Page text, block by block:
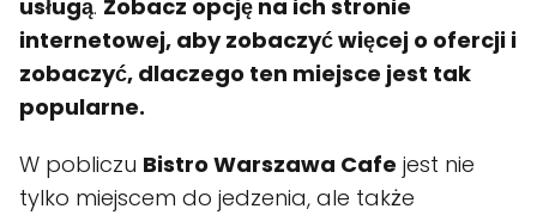
usługą. Zobacz opcję na ich stronie
internetowej, aby zobaczyć więcej o ofercji i
zobaczyć, dlaczego ten miejsce jest tak
popularne.
W pobliczu Bistro Warszawa Cafe jest nie
tylko miejscem do jedzenia, ale także